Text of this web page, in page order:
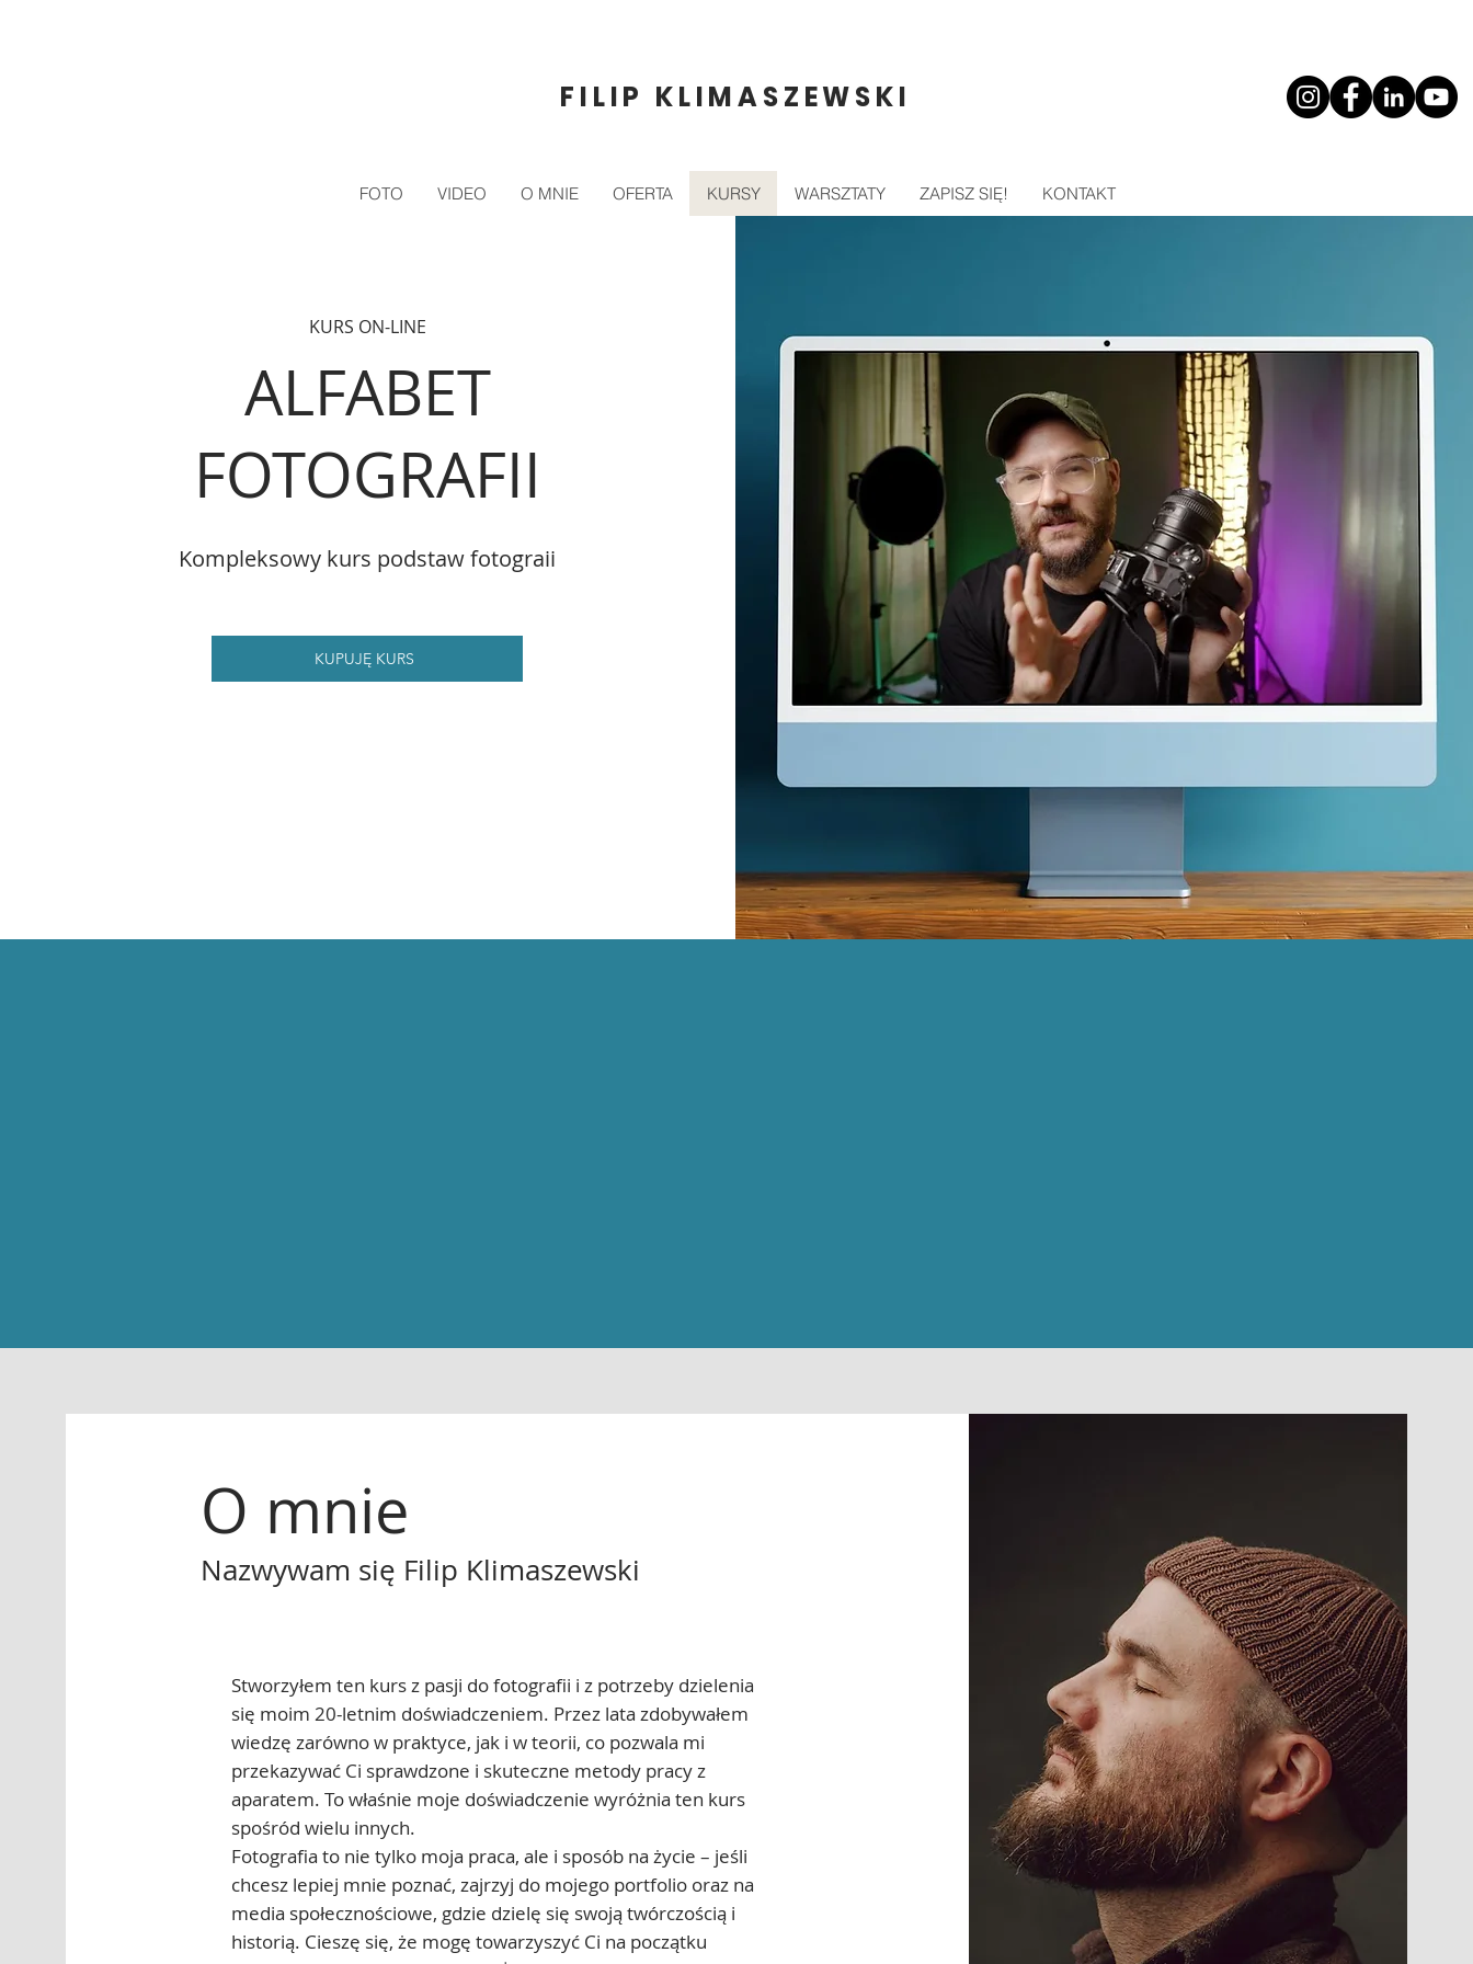
FILIP KLIMASZEWSKI
FOTO VIDEO O MNIE OFERTA KURSY WARSZTATY ZAPISZ SIĘ! KONTAKT
KURS ON-LINE
ALFABET
FOTOGRAFII
Kompleksowy kurs podstaw fotograii
KUPUJĘ KURS
O mnie
Nazwywam się Filip Klimaszewski
Stworzyłem ten kurs z pasji do fotografii i z potrzeby dzielenia
się moim 20-letnim doświadczeniem. Przez lata zdobywałem
wiedzę zarówno w praktyce, jak i w teorii, co pozwala mi
przekazywać Ci sprawdzone i skuteczne metody pracy z
aparatem. To właśnie moje doświadczenie wyróżnia ten kurs
spośród wielu innych.
Fotografia to nie tylko moja praca, ale i sposób na życie – jeśli
chcesz lepiej mnie poznać, zajrzyj do mojego portfolio oraz na
media społecznościowe, gdzie dzielę się swoją twórczością i
historią. Cieszę się, że mogę towarzyszyć Ci na początku